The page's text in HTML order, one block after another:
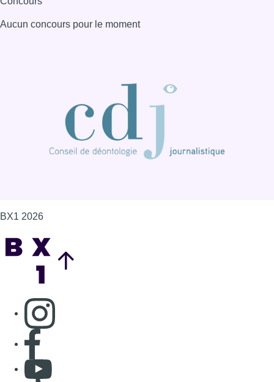
Aucun concours pour le moment
BX1 2026
Consulter page Instagram
Consulter page Facebook
Consulter Youtube